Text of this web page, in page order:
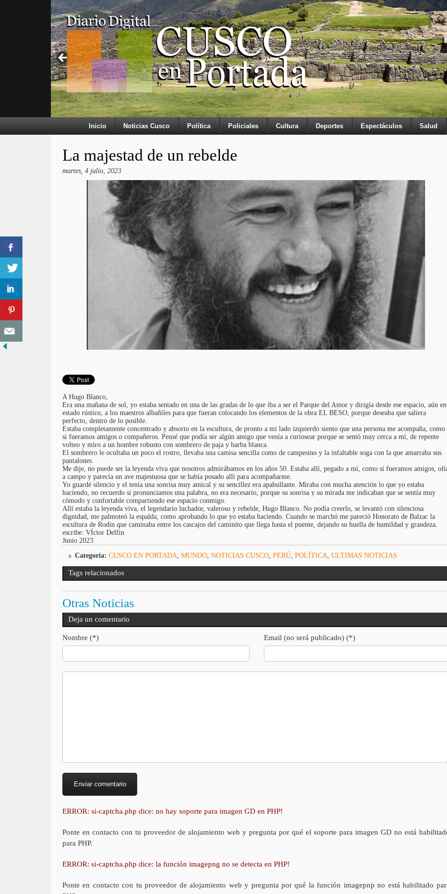
Inicio Noticias Cusco Política Policiales Cultura Deportes Espectáculos Salud
La majestad de un rebelde
martes, 4 julio, 2023
A Hugo Blanco,
Era una mañana de sol, yo estaba sentado en una de las gradas de lo que iba a ser el Parque del Amor y dirigía desde ese espacio, aún en
estado rústico, a los maestros albañiles para que fueran colocando los elementos de la obra EL BESO, porque deseaba que saliera
perfecto, dentro de lo posible.
Estaba completamente concentrado y absorto en la escultura, de pronto a mi lado izquierdo siento que una persona me acompaña, como
si fueramos amigos o compañeros. Pensé que podía ser algún amigo que venía a curiosear porque se sentó muy cerca a mí, de repente
volteo y miro a un hombre robusto con sombrero de paja y barba blanca.
El sombrero le ocultaba un poco el rostro, llevaba una camisa sencilla como de campesino y la infaltable soga con la que amarraba sus
pantalones.
Me dije, no puede ser la leyenda viva que nosotros admirábamos en los años 50. Estaba allí, pegado a mí, como si fueramos amigos,
a campo y parecía un ave majestuosa que se había posado allí para acompañarme.
Yo guardé silencio y el tenía una sonrisa muy amical y su sencillez era apabullante. Miraba con mucha atención lo que yo estaba
haciendo, no recuerdo si pronunciamos una palabra, no era necesario, porque su sonrisa y su mirada me indicaban que se sentía muy
cómodo y confortable compartiendo ese espacio conmigo.
Allí estaba la leyenda viva, el legendario luchador, valeroso y rebelde, Hugo Blanco. No podía creerlo, se levantó con silenciosa
dignidad, me palmoteó la espalda, como aprobando lo que yo estaba haciendo. Cuando se marchó me pareció Honorato de Balzac la
escultura de Rodin que caminaba entre los cascajos del caminito que llega hasta el puente, dejando su huella de humildad y grandeza.
escribe: VÍctor Delfin
Junio 2023
Categoría: CUSCO EN PORTADA MUNDO, NOTICIAS CUSCO, PERÚ, POLÍTICA ULTIMAS NOTICIAS
Tags relacionados
Otras Noticias
Deja un comentario
Nombre (*) Email (no será publicado) (*)
ERROR: si-captcha.php dice: no hay soporte para imagen GD en PHP!
Ponte en contacto con tu proveedor de alojamiento web y pregunta por qué el soporte para imagen GD no está
para PHP.
ERROR: si-captcha.php dice: la función imagepng no se detecta en PHP!
Ponte en contacto con tu proveedor de alojamiento web y pregunta por qué la función imagepnp no está habilitado